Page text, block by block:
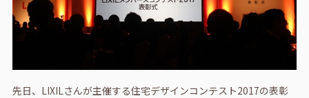
先日、LIXILさんが主催する住宅デザインコンテスト2017の表彰